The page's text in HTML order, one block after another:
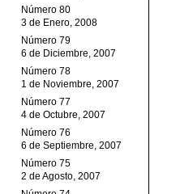
Número 80
3 de Enero, 2008
Número 79
6 de Diciembre, 2007
Número 78
1 de Noviembre, 2007
Número 77
4 de Octubre, 2007
Número 76
6 de Septiembre, 2007
Número 75
2 de Agosto, 2007